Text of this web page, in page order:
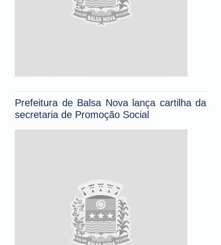
Prefeitura de Balsa Nova lança cartilha da
secretaria de Promoção Social